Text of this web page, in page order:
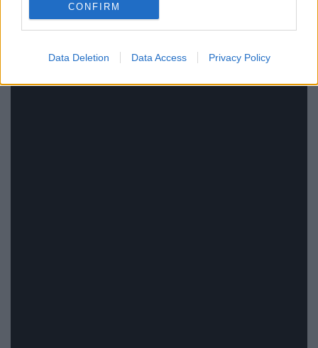
CONFIRM
Data Deletion Data Access Privacy Policy